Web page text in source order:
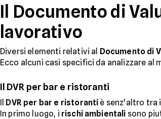
Il Documento di
lavorativo
Diversi elementi relativi al Documento di
Ecco alcuni casi specifici da analizzare
Il DVR per bar e ristoranti
Il DVR per bar e ristoranti è senz'altro tra
In primo luogo, i rischi ambientali sono